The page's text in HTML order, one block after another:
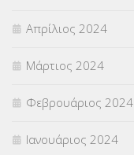
Απρίλιος 2024
Μάρτιος 2024
Φεβρουάριος 2024
Ιανουάριος 2024